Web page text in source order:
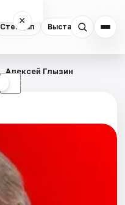
Стендап Выставки
×
☾
Алексей Глызин